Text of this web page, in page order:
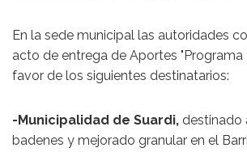
En la sede municipal las autoridades
acto de entrega de Aportes "Programa
favor de los siguientes destinatarios:
-Municipalidad de Suardi, destinado
badenes y mejorado granular en el